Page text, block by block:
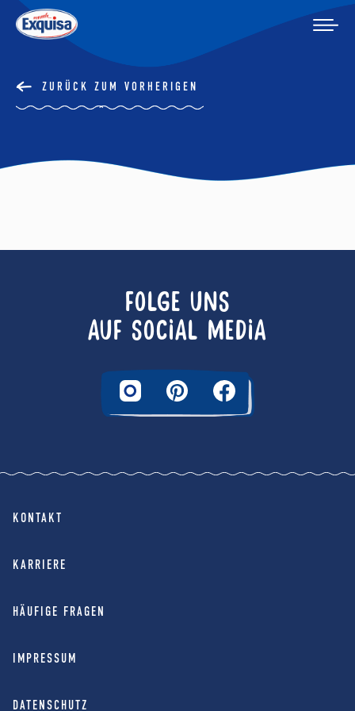
ZURÜCK ZUM VORHERIGEN
FOLGE UNS
AUF SOCIAL MEDIA
KONTAKT
KARRIERE
HÄUFIGE FRAGEN
IMPRESSUM
DATENSCHUTZ